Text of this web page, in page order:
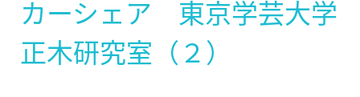
カーシェア 東京学芸大学
正木研究室（２）